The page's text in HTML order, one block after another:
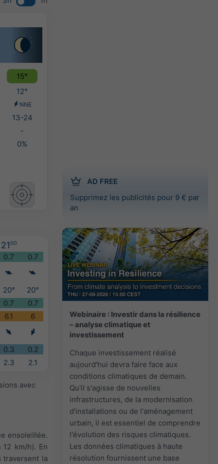
AD FREE
Supprimez les publicités pour 9 € par
an
Webinaire : Investir dans la résilience
– analyse climatique et
investissement
Chaque investissement réalisé
aujourd'hui devra faire face aux
conditions climatiques de demain.
Qu'il s'agisse de nouvelles
infrastructures, de la modernisation
d'installations ou de l'aménagement
urbain, il est essentiel de comprendre
l'évolution des risques climatiques.
Les données climatiques à haute
résolution fournissent une base
15°
12°
NNE
13-24
-
0%
2100
0.7
0.7
20°
20°
0.7
0.7
6.1
6
0.3
0.2
2.3 2.1
avec
ensoleillée.
km/h). En
traversent la